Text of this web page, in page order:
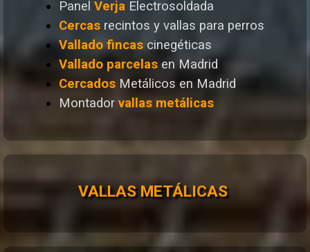
Panel Verja Electrosoldada
Cercas recintos y vallas para perros
Vallado fincas cinegéticas
Vallado parcelas en Madrid
Cercados Metálicos en Madrid
Montador vallas metálicas
VALLAS METÁLICAS